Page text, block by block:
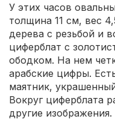
У этих часов
толщина 11 см, вес
дерева с резьбой и
циферблат с
ободком. На нем
арабские цифры.
маятник,
Вокруг циферблата
другие изображения.